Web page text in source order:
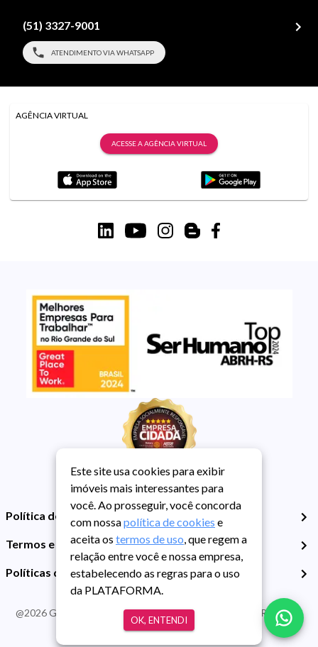
(51) 3327-9001
ATENDIMENTO VIA WHATSAPP
AGÊNCIA VIRTUAL
ACESSE A AGÊNCIA VIRTUAL
Política de Privacidade
Termos e Condições de Uso
Políticas de Cookies
@2026Guarida Imóvel. Todos os direitos reservados. CRECI RS -
413J | CNPJ Guarida: 89.398.606/0001-30
Este site usa cookies para exibir
imóveis mais interessantes para
você. Ao prosseguir, você concorda
com nossapolítica de cookies e
aceita os termos de uso, que regem a
relação entre você e nossa empresa,
estabelecendo as regras para o uso
da PLATAFORMA.
OK, ENTENDI